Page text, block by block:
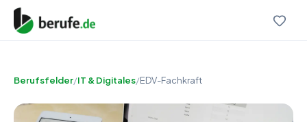
Berufsfelder/IT & Digitales/EDV-Fachkraft